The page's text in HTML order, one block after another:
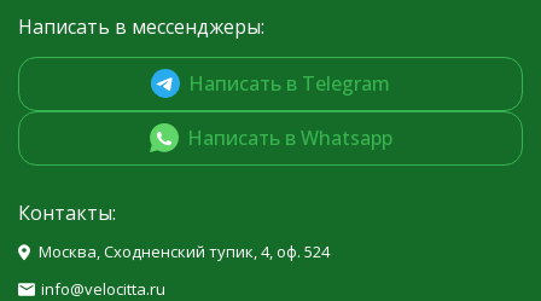
Написать в мессенджеры:
Написать в Telegram
Написать в Whatsapp
Контакты:
Москва, Сходненский тупик, 4, оф. 524
info@velocitta.ru